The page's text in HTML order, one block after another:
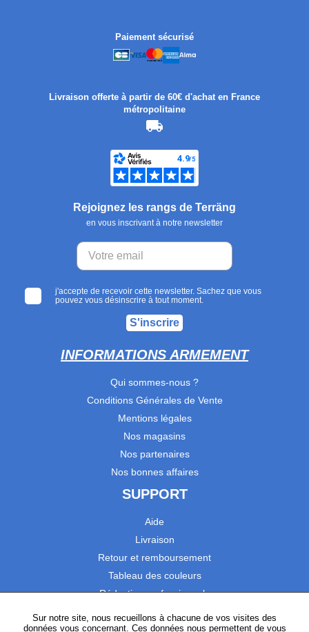
Paiement sécurisé
Livraison offerte à partir de 60€ d'achat en France
métropolitaine
Rejoignez les rangs de Terräng
en vous inscrivant à notre newsletter
j'accepte de recevoir cette newsletter. Sachez que vous
pouvez vous désinscrire à tout moment.
S'inscrire
INFORMATIONS ARMEMENT
Qui sommes-nous ?
Conditions Générales de Vente
Mentions légales
Nos magasins
Nos partenaires
Nos bonnes affaires
SUPPORT
Aide
Livraison
Retour et remboursement
Tableau des couleurs
Réduction professionnels
Satisfaction Clients
Sur notre site, nous recueillons à chacune de vos visites des
données vous concernant. Ces données nous permettent de vous